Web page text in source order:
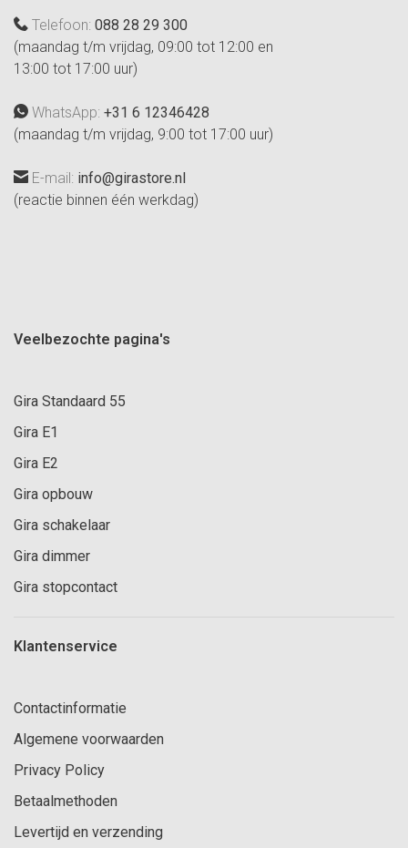
Telefoon: 088 28 29 300
(maandag t/m vrijdag, 09:00 tot 12:00 en
13:00 tot 17:00 uur)
WhatsApp: +31 6 12346428
(maandag t/m vrijdag, 9:00 tot 17:00 uur)
E-mail: info@girastore.nl
(reactie binnen één werkdag)
Veelbezochte pagina's
Gira Standaard 55
Gira E1
Gira E2
Gira opbouw
Gira schakelaar
Gira dimmer
Gira stopcontact
Klantenservice
Contactinformatie
Algemene voorwaarden
Privacy Policy
Betaalmethoden
Levertijd en verzending